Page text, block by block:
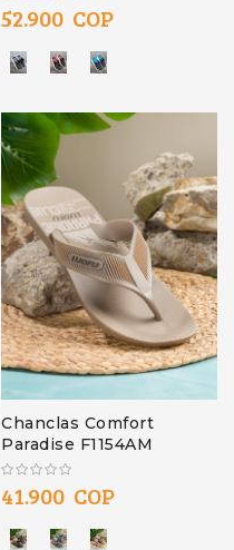
52.900 COP
Chanclas Comfort
Paradise F1154AM
41.900 COP